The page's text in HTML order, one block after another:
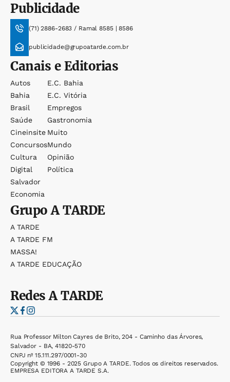
Publicidade
(71) 2886-2683 / Ramal 8585 | 8586
publicidade@grupoatarde.com.br
Canais e Editorias
Autos
Bahia
Brasil
Saúde
Cineinsite
Concursos
Cultura
Digital
Salvador
Economia
E.c. Bahia
E.c. Vitória
Empregos
Gastronomia
Muito
Mundo
Opinião
Política
GrupoA TARDE
A TARDE
A TARDE FM
MASSA!
A TARDE EDUCAÇÃO
RedesA TARDE
Rua Professor Milton Cayres de Brito, 204 - Caminho das Árvores,
Salvador - BA, 41820-570
CNPJ nº 15.111.297/0001-30
Copyright © 1996 - 2025 Grupo A TARDE. Todos os direitos reservados.
EMPRESA EDITORA A TARDE S.A.